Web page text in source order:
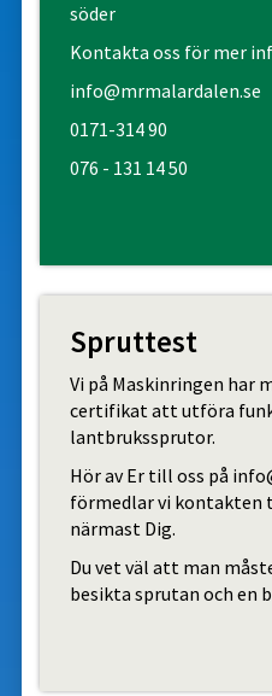
söder
Kontakta oss för mer
info@mrmalardalen.se
0171-314 90
076 - 131 14 50
Spruttest
Vi på Maskinringen har
certifikat att utföra
lantbrukssprutor.
Hör av Er till oss på
förmedlar vi kontakten
närmast Dig.
Du vet väl att man
besikta sprutan och en